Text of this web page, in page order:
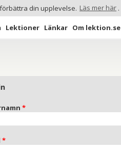
din upplevelse. Läs mer här .
Lektioner Länkar Om lektion.se